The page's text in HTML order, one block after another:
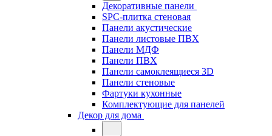
Декоративные панели
SPC-плитка стеновая
Панели акустические
Панели листовые ПВХ
Панели МДФ
Панели ПВХ
Панели самоклеящиеся 3D
Панели стеновые
Фартуки кухонные
Комплектующие для панелей
Декор для дома